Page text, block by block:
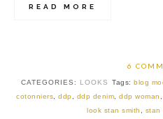
READ MORE
6
CATEGORIES: LOOKS Tags:blog
cotonniers ,ddp ddp denim ,ddp woman
look stan smith
stan